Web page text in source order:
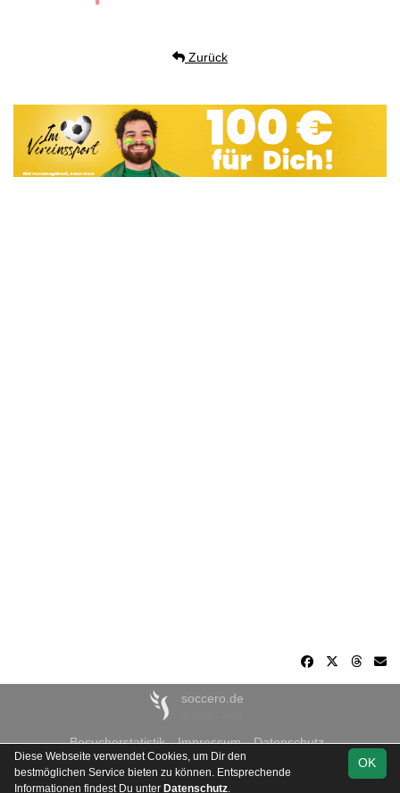
Zurück
soccero.de
Besucherstatistik Impressum
Datenschutz
OK
Diese Webseite verwendet Cookies, um Dir den
bestmöglichen Service bieten zu können. Entsprechende
Informationen findest Du unter Datenschutz.